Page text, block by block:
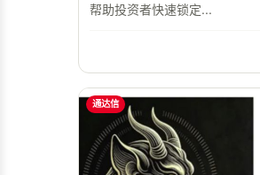
帮助投资者快速锁定...
通达信